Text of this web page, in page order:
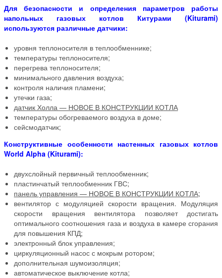
Для безопасности и определения параметров работы
напольных газовых котлов Китурами (Kiturami)
используются различные датчики:
уровня теплоносителя в теплообменнике;
температуры теплоносителя;
перегрева теплоносителя;
минимального давления воздуха;
контроля наличия пламени;
утечки газа;
датчик Холла — НОВОЕ В КОНСТРУКЦИИ КОТЛА
температуры обогреваемого воздуха в доме;
сейсмодатчик;
Конструктивные особенности настенных газовых котлов
World Alpha (Kiturami):
двухслойный первичный теплообменник;
пластинчатый теплообменник ГВС;
панель управления — НОВОЕ В КОНСТРУКЦИИ КОТЛА;
вентилятор с модуляцией скорости вращения. Модуляция
скорости вращения вентилятора позволяет достигать
оптимального соотношения газа и воздуха в камере сгорания
для повышения КПД;
электронный блок управления;
циркуляционный насос с мокрым ротором;
дополнительная шумоизоляция;
автоматическое выключение котла;